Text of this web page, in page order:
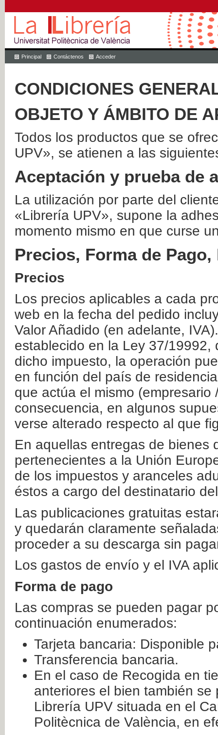
Principal Contáctenos Acceder
CONDICIONES
OBJETO Y ÁMBITO DE
Todos los productos que se
UPV», se atienen a las
Aceptación y prueba de
La utilización por parte del
«Librería UPV», supone la
momento mismo en que curse
Precios, Forma de
Precios
Los precios aplicables a cada
web en la fecha del pedido
Valor Añadido (en adelante,
establecido en la Ley 37/
dicho impuesto, la operación
en función del país de
que actúa el mismo
consecuencia, en algunos
verse alterado respecto al que
En aquellas entregas de bienes
pertenecientes a la Unión
de los impuestos y aranceles
éstos a cargo del destinatario
Las publicaciones gratuitas
y quedarán claramente
proceder a su descarga sin
Los gastos de envío y el IVA
Forma de pago
Las compras se pueden pagar
continuación enumerados:
Tarjeta bancaria: Disponible
Transferencia bancaria.
En el caso de Recogida en
anteriores el bien también
Librería UPV situada en el
Politècnica de València, en